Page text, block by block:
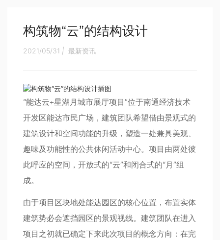
构筑物“云”的结构设计
2021/05/31 | 最新资讯
“能达云+星湖月城市展厅项目”位于南通经济技术
开发区能达市民广场，建筑团队希望借由景观式的
建筑设计和空间功能的升级，塑造一处兼具美观、
趣味及功能性的公共休闲活动中心。项目由两处彼
此呼应的空间，开放式的“云”和闭合式的“月”组
成。
由于项目区块地处能达园区的核心位置，布置实体
建筑势必会遮挡园区的景观视线。建筑团队在进入
项目之初就已确定下来此次项目的概念方向：在完